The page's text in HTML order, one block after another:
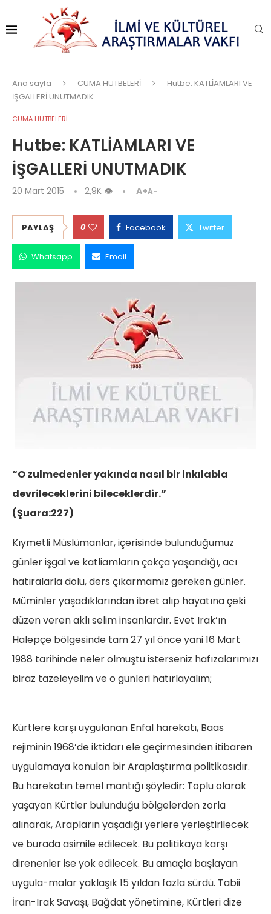
Ana sayfa CUMA HUTBELERİ
Hutbe: KATLİAMLARI VE
İŞGALLERİ UNUTMADIK
CUMA HUTBELERİ
Hutbe: KATLİAMLARI VE
İŞGALLERİ UNUTMADIK
20 Mart 2015 2,9K 👁 A+A-
PAYLAŞ 0 Facebook Twitter
Whatsapp Email
“O zulmedenler yakında nasıl bir inkılabla
devrileceklerini bileceklerdir.”
Kıymetli Müslümanlar, içerisinde bulunduğumuz
günler işgal ve katliamların çokça yaşandığı, acı
hatıralarla dolu, ders çıkarmamız gereken günler.
Müminler yaşadıklarından ibret alıp hayatına çeki
düzen veren aklı selim insanlardır. Evet Irak’ın
Halepçe bölgesinde tam 27 yıl önce yani 16 Mart
1988 tarihinde neler olmuştu isterseniz hafızalarımızı
biraz tazeleyelim ve o günleri hatırlayalım;
Kürtlere karşı uygulanan Enfal harekatı, Baas
rejiminin 1968’de iktidarı ele geçirmesinden itibaren
uygulamaya konulan bir Araplaştırma politikasıdır.
Bu harekatın temel mantığı şöyledir: Toplu olarak
yaşayan Kürtler bulunduğu bölgelerden zorla
alınarak, Arapların yaşadığı yerlere yerleştirilecek
ve burada asimile edilecek. Bu politikaya karşı
direnenler ise yok edilecek. Bu amaçla başlayan
uygula-malar yaklaşık 15 yıldan fazla sürdü. Tabii
İran-Irak Savaşı, Bağdat yönetimine, Kürtleri dize